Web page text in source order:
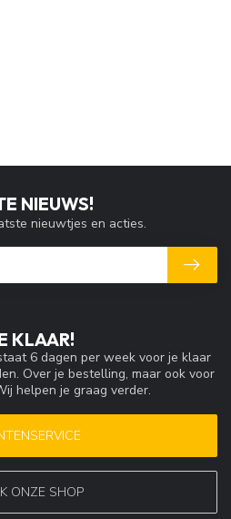
KLAAR!
6 dagen per week voor je klaar
Over je bestelling, maar ook voor
helpen je graag verder.
ONZE SHOP
NIEUWS!
nieuwtjes en acties.